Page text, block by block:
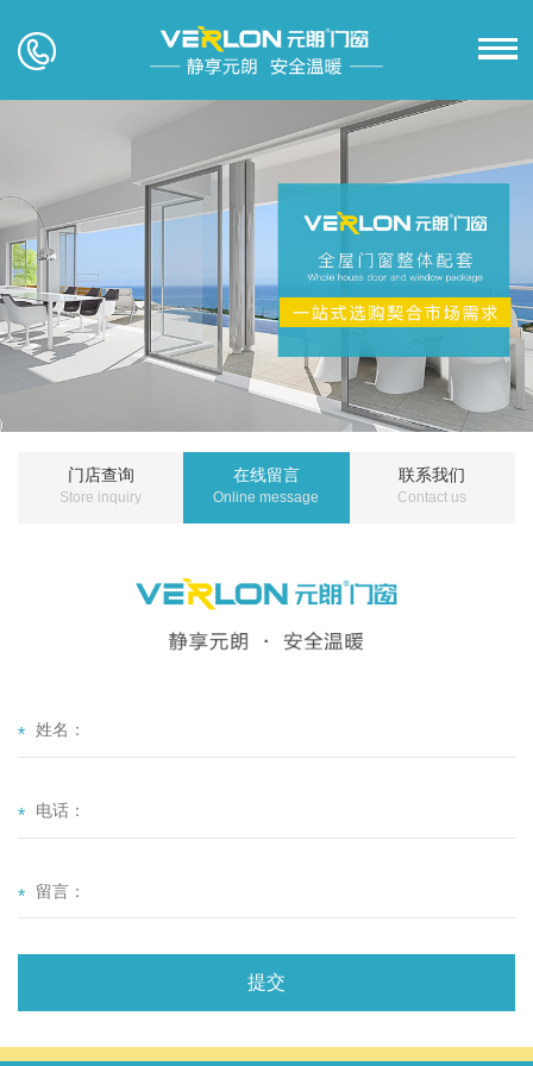
门店查询
Store inquiry
在线留言
Online message
联系我们
Contact us
*
*
*
提交